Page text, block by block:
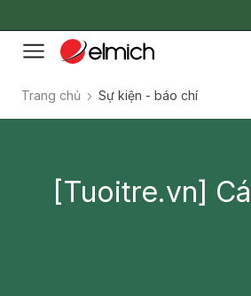
Trang chủ Sự kiện - báo chí
[Tuoitre.vn]